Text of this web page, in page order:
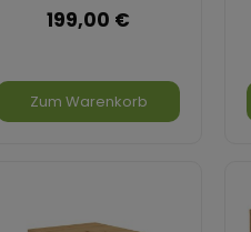
199,00 €
Zum Warenkorb